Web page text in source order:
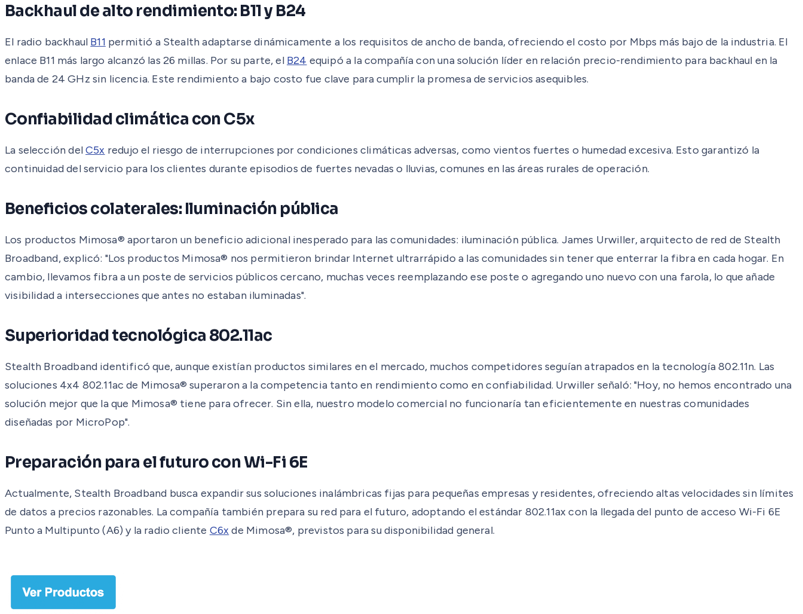
Backhaul de alto rendimiento: B11 y B24
El radio backhaul B11 permitió a Stealth adaptarse dinámicamente a los requisitos de ancho de banda, ofreciendo el costo por Mbps más bajo de la industria. El
enlace B11 más largo alcanzó las 26 millas. Por su parte, el B24 equipó a la compañía con una solución líder en relación precio-rendimiento para backhaul en la
banda de 24 GHz sin licencia. Este rendimiento a bajo costo fue clave para cumplir la promesa de servicios asequibles.
Confiabilidad climática con C5x
La selección delC5x redujo el riesgo de interrupciones por condiciones climáticas adversas, como vientos fuertes o humedad excesiva. Esto garantizó la
continuidad del servicio para los clientes durante episodios de fuertes nevadas o lluvias, comunes en las áreas rurales de operación.
Beneficios colaterales: Iluminación pública
Los productos Mimosa® aportaron un beneficio adicional inesperado para las comunidades: iluminación pública. James Urwiller, arquitecto de red de Stealth
Broadband, explicó: "Los productos Mimosa® nos permitieron brindar Internet ultrarrápido a las comunidades sin tener que enterrar la fibra en cada hogar. En
cambio, llevamos fibra a un poste de servicios públicos cercano, muchas veces reemplazando ese poste o agregando uno nuevo con una farola, lo que añade
visibilidad a intersecciones que antes no estaban iluminadas".
Superioridad tecnológica 802.11ac
Stealth Broadband identificó que, aunque existían productos similares en el mercado, muchos competidores seguían atrapados en la tecnología 802.11n. Las
soluciones 4x4 802.11ac de Mimosa® superaron a la competencia tanto en rendimiento como en confiabilidad. Urwiller señaló: "Hoy, no hemos encontrado una
solución mejor que la que Mimosa® tiene para ofrecer. Sin ella, nuestro modelo comercial no funcionaría tan eficientemente en nuestras comunidades
diseñadas por MicroPop".
Preparación para el futuro con Wi-Fi 6E
Actualmente, Stealth Broadband busca expandir sus soluciones inalámbricas fijas para pequeñas empresas y residentes, ofreciendo altas velocidades sin límites
de datos a precios razonables. La compañía también prepara su red para el futuro, adoptando el estándar 802.11ax con la llegada del punto de acceso Wi-Fi 6E
Punto a Multipunto (A6) y la radio cliente C6x de Mimosa®, previstos para su disponibilidad general.